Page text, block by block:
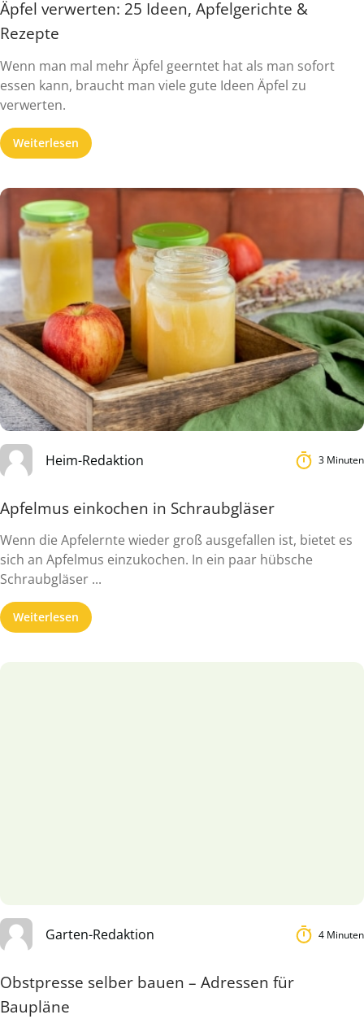
Äpfel verwerten: 25 Ideen, Apfelgerichte &
Rezepte
Wenn man mal mehr Äpfel geerntet hat als man sofort
essen kann, braucht man viele gute Ideen Äpfel zu
verwerten.
Weiterlesen
Heim-Redaktion 3 Minuten
Apfelmus einkochen in Schraubgläser
Wenn die Apfelernte wieder groß ausgefallen ist, bietet es
sich an Apfelmus einzukochen. In ein paar hübsche
Schraubgläser ...
Weiterlesen
Garten-Redaktion 4 Minuten
Obstpresse selber bauen – Adressen für
Baupläne